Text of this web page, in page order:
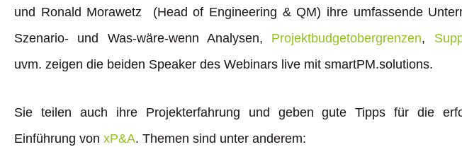
und Ronald Morawetz (Head of Engineering & QM) ihre umfassende
Szenario- und Was-wäre-wenn Analysen, Projektbudgetobergrenzen,
uvm. zeigen die beiden Speaker des Webinars live mit smartPM.solutions.
Sie teilen auch ihre Projekterfahrung und geben gute Tipps für die
Einführung von xP&A. Themen sind unter anderem: